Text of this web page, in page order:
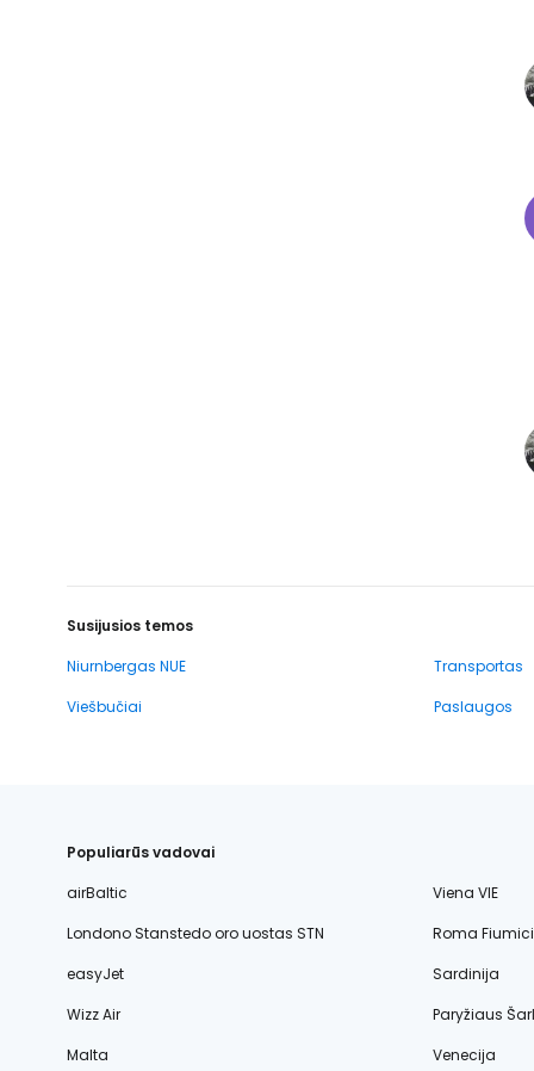
Susijusios temos
Niurnbergas NUE
Transportas
Viešbučiai
Paslaugos
Populiarūs vadovai
airBaltic
Viena VIE
Londono Stanstedo oro uostas STN
Roma
easyJet
Sardinija
Wizz Air
Paryžiaus
Malta
Venecija